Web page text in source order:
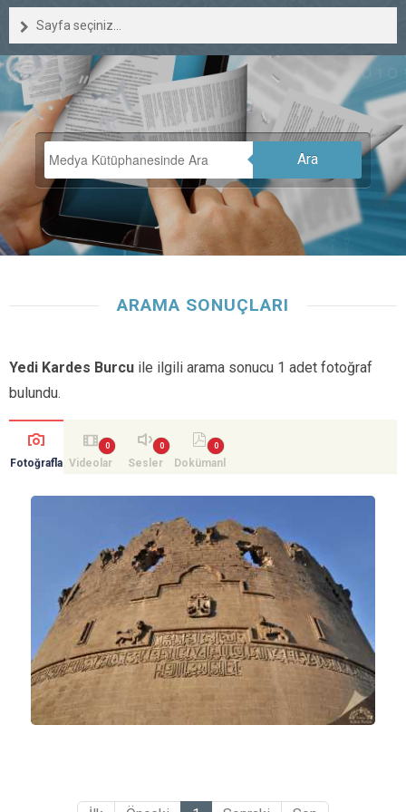
Sayfa seçiniz...
Ara
ARAMA SONUÇLARI
Yedi Kardes Burcu ile ilgili arama sonucu 1 adet fotoğraf
bulundu.
Fotoğrafla Videolar Sesler
Dokümanl